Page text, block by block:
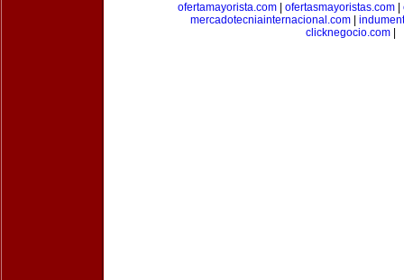
ofertamayorista.com
ofertasmayoristas.com
mercadotecniainternacional.com
clicknegocio.com